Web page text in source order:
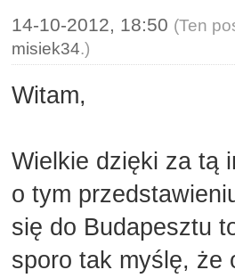
14-10-2012, 18:50 (Ten
misiek34.)
Witam,
Wielkie dzięki za tą
o tym
się do Budapesztu
sporo tak myślę, że